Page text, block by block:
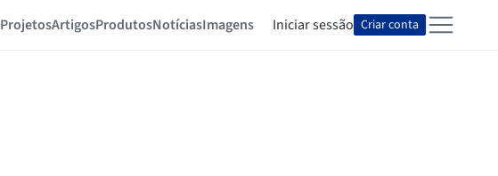
ProjetosArtigosProdutosNotíciasImagens Iniciar sessão Criar conta